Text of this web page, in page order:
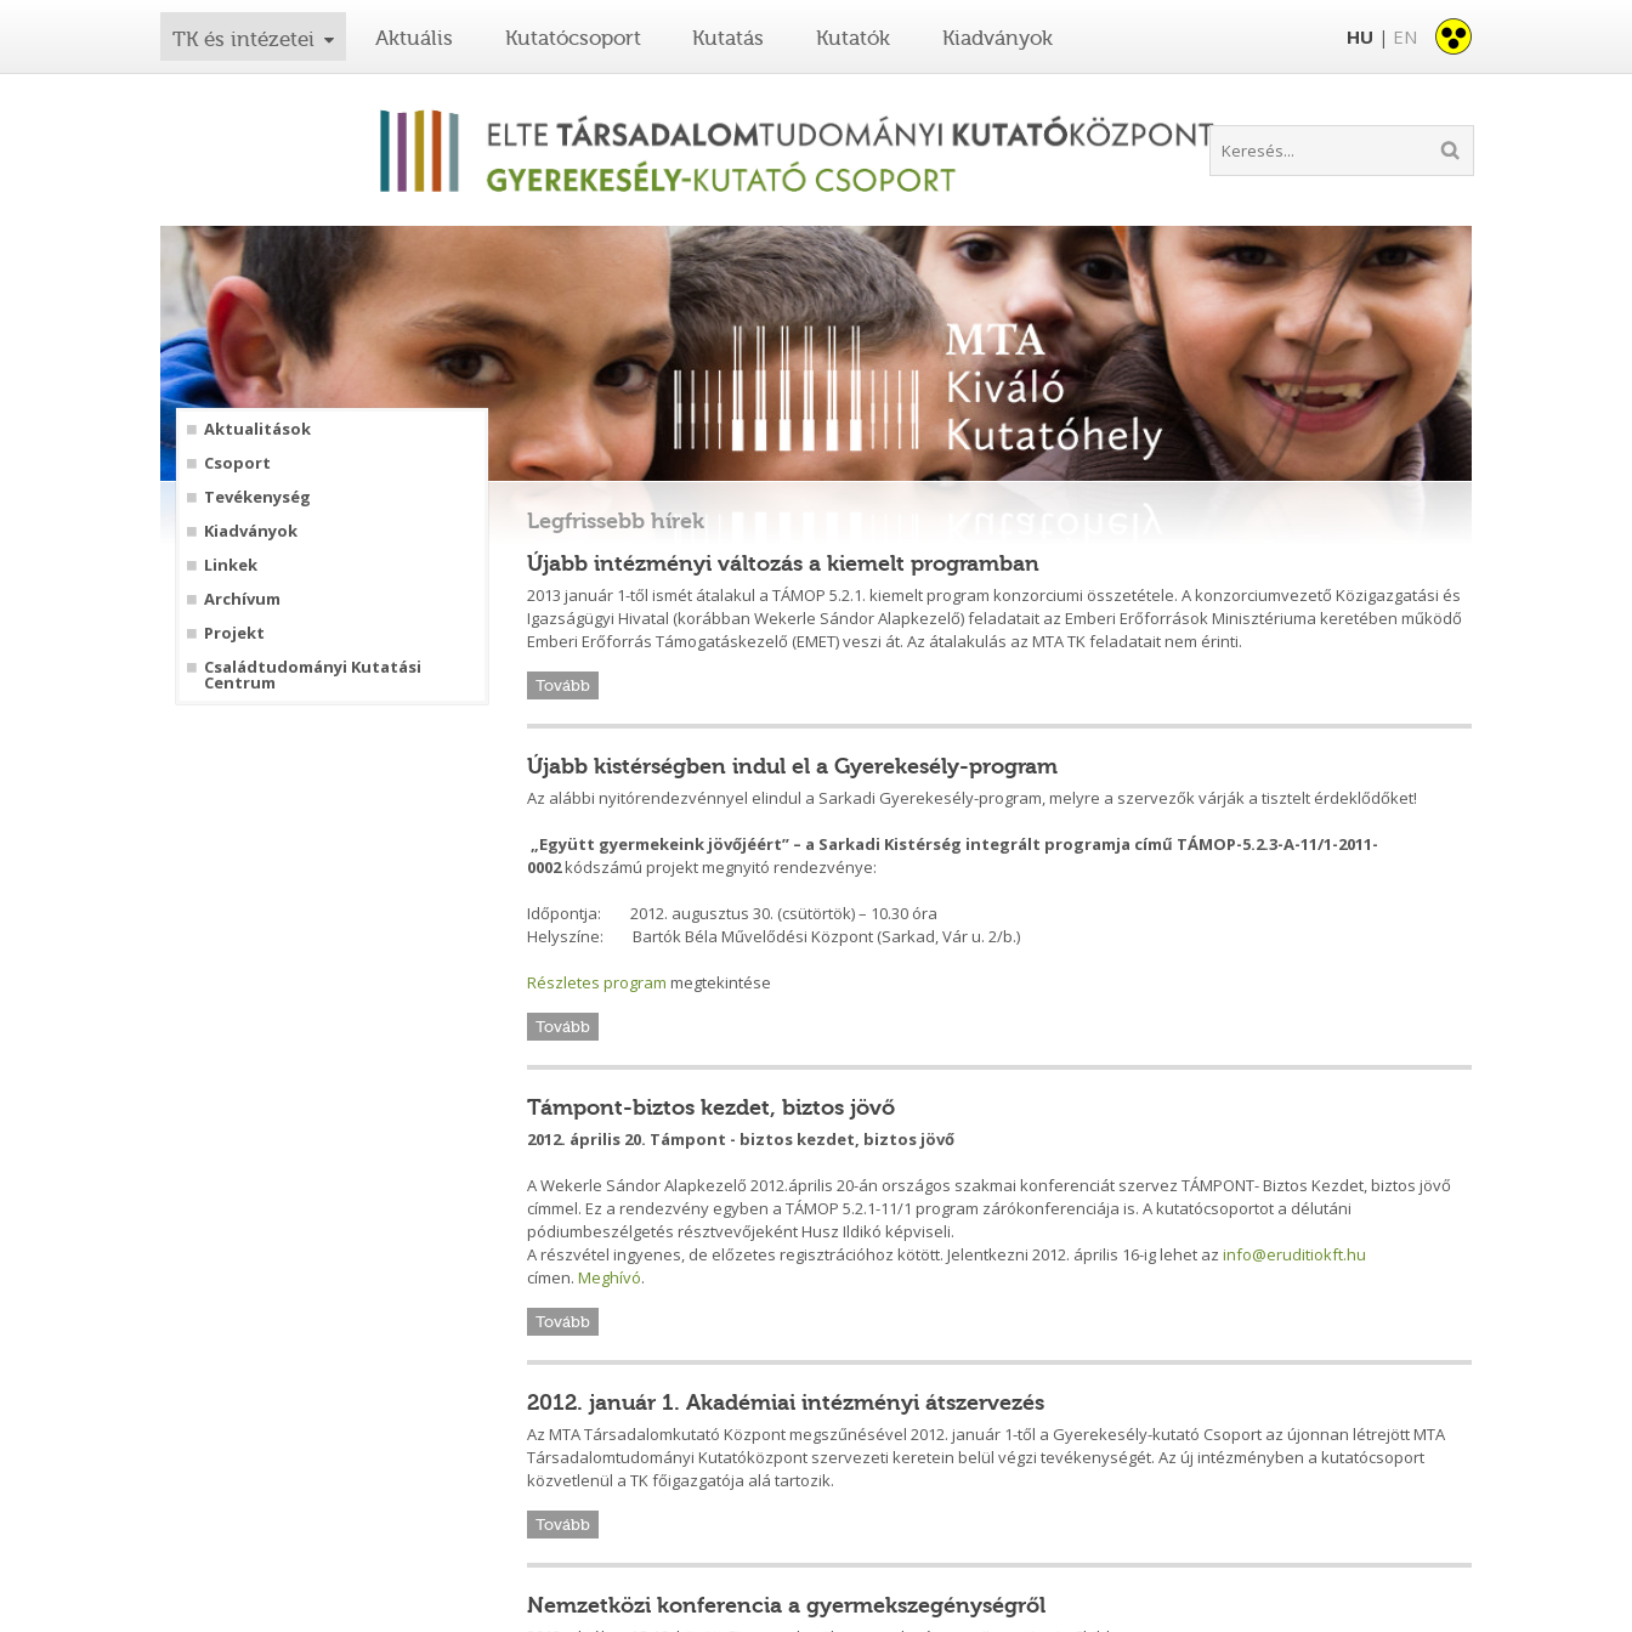
TK és intézetei Aktuális Kutatócsoport Kutatás Kutatók Kiadványok HU | EN
Aktualitások
Csoport
Tevékenység
Kiadványok
Linkek
Archívum
Projekt
Családtudományi Kutatási
Centrum
Legfrissebb hírek
Újabb intézményi változás a kiemelt programban
2013 január 1-től ismét átalakul a TÁMOP 5.2.1. kiemelt program konzorciumi összetétele. A konzorciumvezető Közigazgatási és
Igazságügyi Hivatal (korábban Wekerle Sándor Alapkezelő) feladatait az Emberi Erőforrások Minisztériuma keretében működő
Emberi Erőforrás Támogatáskezelő (EMET) veszi át. Az átalakulás az MTA TK feladatait nem érinti.
Tovább
Újabb kistérségben indul el a Gyerekesély-program
Az alábbi nyitórendezvénnyel elindul a Sarkadi Gyerekesély-program, melyre a szervezők várják a tisztelt érdeklődőket!
„Együtt gyermekeink jövőjéért” – a Sarkadi Kistérség integrált programja című TÁMOP-5.2.3-A-11/1-2011-
0002kódszámú projekt megnyitó rendezvénye:
Időpontja: 2012. augusztus 30. (csütörtök) – 10.30 óra
Helyszíne: Bartók Béla Művelődési Központ (Sarkad, Vár u. 2/b.)
Részletes program megtekintése
Tovább
Támpont-biztos kezdet, biztos jövő
2012. április 20. Támpont - biztos kezdet, biztos jövő
A Wekerle Sándor Alapkezelő 2012.április 20-án országos szakmai konferenciát szervez TÁMPONT- Biztos Kezdet, biztos jövő
címmel. Ez a rendezvény egyben a TÁMOP 5.2.1-11/1 program zárókonferenciája is. A kutatócsoportot a délutáni
pódiumbeszélgetés résztvevőjeként Husz Ildikó képviseli.
A részvétel ingyenes, de előzetes regisztrációhoz kötött. Jelentkezni 2012. április 16-ig lehet azinfo@eruditiokft.hu
címen. Meghívó.
Tovább
2012. január 1. Akadémiai intézményi átszervezés
Az MTA Társadalomkutató Központ megszűnésével 2012. január 1-től a Gyerekesély-kutató Csoport az újonnan létrejött MTA
Társadalomtudományi Kutatóközpont szervezeti keretein belül végzi tevékenységét. Az új intézményben a kutatócsoport
közvetlenül a TK főigazgatója alá tartozik.
Tovább
Nemzetközi konferencia a gyermekszegénységről